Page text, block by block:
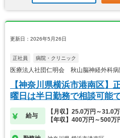
更新日：2026年5月26日
正社員 病院・クリニック
医療法人社団仁明会 秋山脳神経外科病
【神奈川県横浜市港南区】
曜日は半日勤務で相談可能
給与
【月収】25.0万円～31.0
【年収】400万円～500万